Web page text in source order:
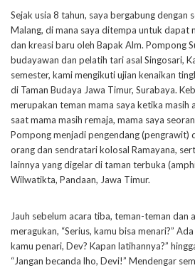
Sejak usia 8 tahun, saya bergabung dengan
Malang, di mana saya ditempa untuk dapat
dan kreasi baru oleh Bapak Alm. Pompong
budayawan dan pelatih tari asal Singosari,
semester, kami mengikuti ujian kenaikan
di Taman Budaya Jawa Timur, Surabaya.
merupakan teman mama saya ketika masih
saat mama masih remaja, mama saya
Pompong menjadi pengendang (pengrawit)
orang dan sendratari kolosal Ramayana,
lainnya yang digelar di taman terbuka
Wilwatikta, Pandaan, Jawa Timur.
Jauh sebelum acara tiba, teman-teman dan
meragukan, “Serius, kamu bisa menari?”
kamu penari, Dev? Kapan latihannya?”
“Jangan becanda lho, Devi!” Mendengar